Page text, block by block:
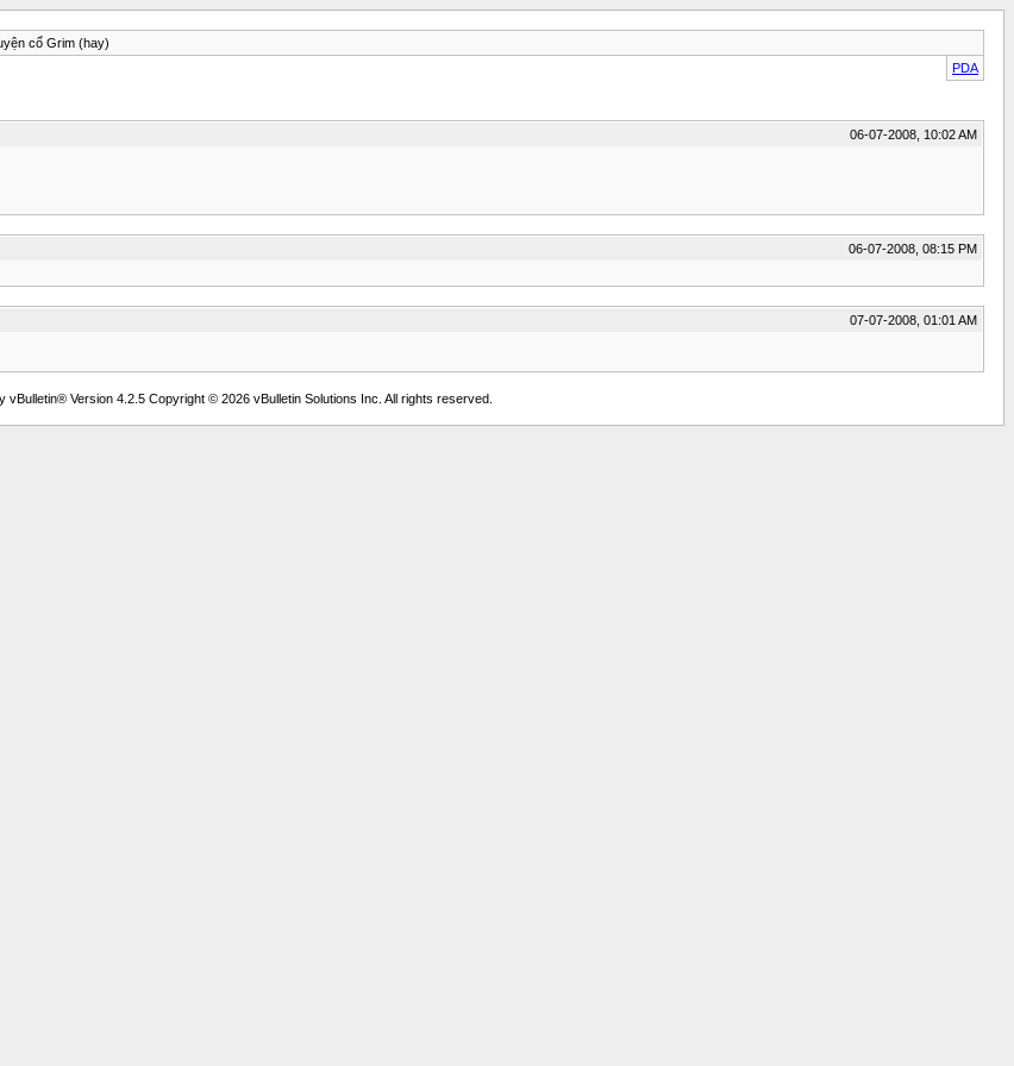
cổ Grim (hay)
PDA
06-07-2008, 10:02 AM
06-07-2008, 08:15 PM
07-07-2008, 01:01 AM
vBulletin® Version 4.2.5 Copyright © 2026 vBulletin Solutions Inc. All rights reserved.